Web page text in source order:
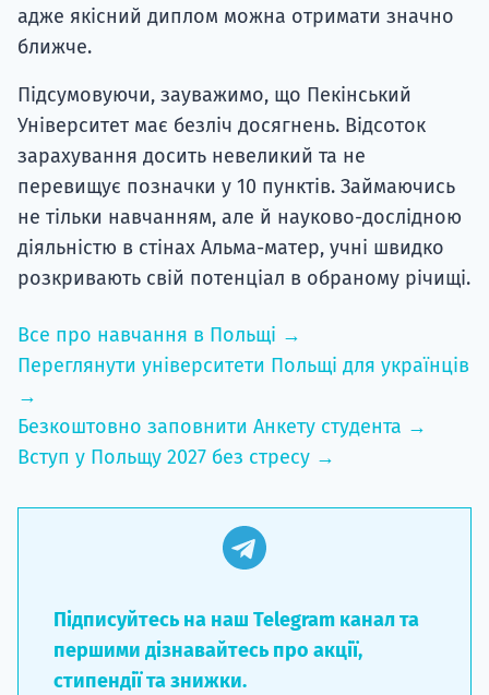
адже якісний диплом можна отримати значно
ближче.
Підсумовуючи, зауважимо, що Пекінський
Університет має безліч досягнень. Відсоток
зарахування досить невеликий та не
перевищує позначки у 10 пунктів. Займаючись
не тільки навчанням, але й науково-дослідною
діяльністю в стінах Альма-матер, учні швидко
розкривають свій потенціал в обраному річищі.
Все про навчання в Польщі →
Переглянути університети Польщі для українців
→
Безкоштовно заповнити Анкету студента →
Вступ у Польщу 2027 без стресу →
Підписуйтесь на наш Telegram канал та
першими дізнавайтесь про акції,
стипендії та знижки.